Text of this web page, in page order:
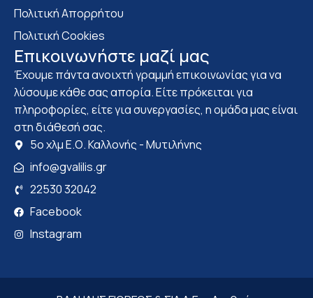
Πολιτική Απορρήτου
Πολιτική Cookies
Επικοινωνήστε μαζί μας
Έχουμε πάντα ανοιχτή γραμμή επικοινωνίας για να
λύσουμε κάθε σας απορία. Είτε πρόκειται για
πληροφορίες, είτε για συνεργασίες, η ομάδα μας είναι
στη διάθεσή σας.
5ο χλμ Ε.Ο. Καλλονής - Μυτιλήνης
info@gvalilis.gr
22530 32042
Facebook
Instagram